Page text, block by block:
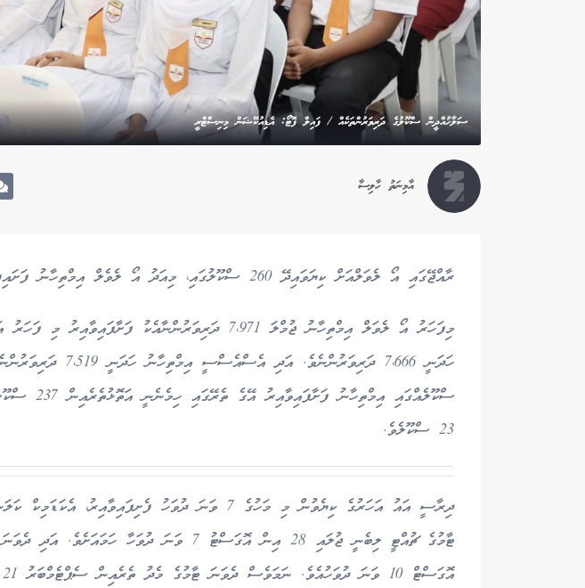
ސަލާހުއްދީން ސްކޫލުގެ ދަރިވަރުންތަކެއް / ފައިލް ފޮޓޯ: އެޑިއުކޭޝަން މިނިސްޓްރީ
އާމިނަތު ހާލިސާ
ރާއްޖޭގައި އޯ ލެވަލްއަށް ކިޔަވައިދޭ 260 ސްކޫލުގައި، މިއަދު އޯ ލެވެލް އިމްތިހާނު ފަށައިފިއެވެ.
މިފަހަރު އޯ ލެވަލް އިމްތިހާނު ޖުމްލަ 7،971 ދަރިވަރުންނާއެކު
ސްކޫލެއްގައި
23 ސްކޫލެވެ.
ދިރާސީ އައު އަހަރުގެ ކިޔެވުން މި މަހުގެ 7 ވަނަ ދުވަހު
ޓާމުގެ ޗުއްޓީ ލިބެނީ ޖުލައި 28 އިން އޮގަސްޓު 7 ވަނަ ދުވަހާ